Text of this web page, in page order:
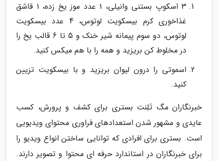
3 اسکوپ بستنی وانیلی، 1 عدد موز یخ زده، 1 قاشق
غذاخوری کرم بیسکویت لوتوس، 4 عدد بیسکویت
لوتوس، دو سوم پیمانه شیر خنک و 5 تا 6 قالب یخ را
در مخلوط کن بریزید و همه را با هم میکس کنید.
اسموتی را درون لیوان بریزید و با بیسکویت تزیین
کنید.
خبرنگاران مگ تَلِنت بستری برای کشف و پرورش، کسب
عایدی و مشهور شدن استعدادهای فراوری محتوای ویدیویی
است. بستری برای افرادی که توانایی ساختن انواع ویدیو را
برای خبرنگاران در استاندارد حرفه ای محتوا و تصویر دارند.